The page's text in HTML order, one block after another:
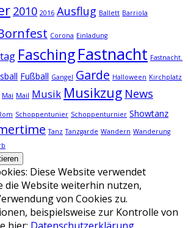
2010 2016 Ausflug Ballett Barriola
Corona Einladung
FaschingFastnacht Fastnacht.
Fußball Gangel Garde Halloween Kirchplatz
Mai Mail Musik Musikzug News
Schoppentunier Schoppenturnier Showtanz
Tanz Tanzgarde Wandern Wanderung
Diese Website verwendet
die Website weiterhin nutzen,
von Cookies zu.
beispielsweise zur Kontrolle von